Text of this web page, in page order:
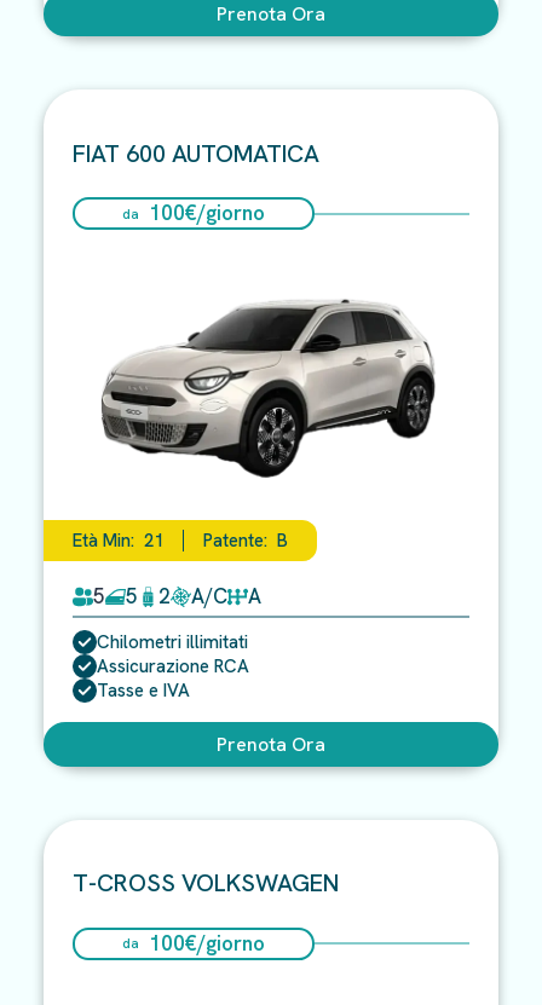
Prenota Ora
FIAT 600 AUTOMATICA
da 100€/giorno
Età Min: 21 Patente: B
5 5 2 A/C A
Chilometri illimitati
Assicurazione RCA
Tasse e IVA
Prenota Ora
T-CROSS VOLKSWAGEN
da 100€/giorno